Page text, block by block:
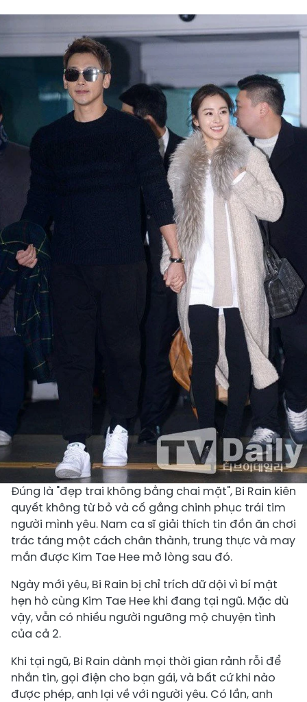
Đúng là "đẹp trai không bằng chai mặt", Bi Rain kiên
quyết không từ bỏ và cố gắng chinh phục trái tim
người mình yêu. Nam ca sĩ giải thích tin đồn ăn chơi
trác táng một cách chân thành, trung thực và may
mắn được Kim Tae Hee mở lòng sau đó.
Ngày mới yêu, Bi Rain bị chỉ trích dữ dội vì bí mật
hẹn hò cùng Kim Tae Hee khi đang tại ngũ. Mặc dù
vậy, vẫn có nhiều người ngưỡng mộ chuyện tình
của cả 2.
Khi tại ngũ, Bi Rain dành mọi thời gian rảnh rỗi để
nhắn tin, gọi điện cho bạn gái, và bất cứ khi nào
được phép, anh lại về với người yêu. Có lần, anh